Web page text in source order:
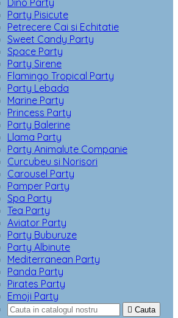
Dino Party
Party Pisicute
Petrecere Cai si Echitatie
Sweet Candy Party
Space Party
Party Sirene
Flamingo Tropical Party
Party Lebada
Marine Party
Princess Party
Party Balerine
Llama Party
Party Animalute Companie
Curcubeu si Norisori
Carousel Party
Pamper Party
Spa Party
Tea Party
Aviator Party
Party Buburuze
Party Albinute
Mediterranean Party
Panda Party
Pirates Party
Emoji Party
 Cauta